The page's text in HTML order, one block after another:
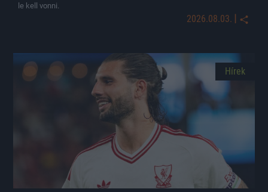
le kell vonni.
2026.08.03. |
Hírek